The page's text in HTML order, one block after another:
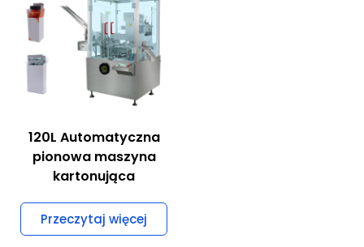
120L Automatyczna
pionowa maszyna
kartonująca
Przeczytaj więcej